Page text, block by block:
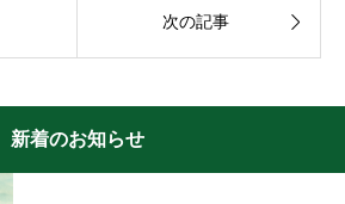
次の記事 
新着のお知らせ